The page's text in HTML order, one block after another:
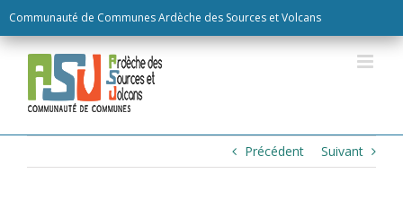
Communauté de Communes Ardèche des Sources et Volcans
to
content
Précédent Suivant